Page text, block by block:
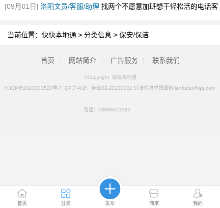
首页 分类 发布 商家 我的
[09月01日] 洛阳文员/客服/助理 找两个不愿意加班想干轻松活的电话客
当前位置： 快快本地通 > 分类信息 > 保安/保洁
首页 网站简介 广告服务 联系我们
©Copyright 快快本地通
琼ICP备2023003520号-7 ICP许可证：告琼B2-20230032 违法信息举报邮箱:lanfucail@qq.com
电话： 18088621583